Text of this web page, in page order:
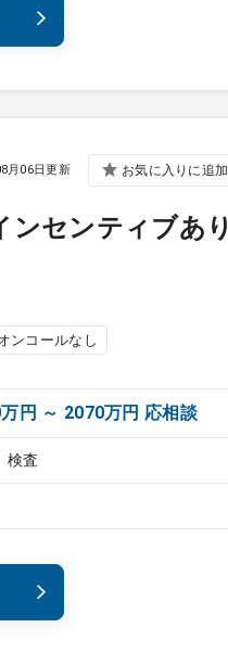
ンセンティブあり
月06日更新 お気に入りに追加
ンコールなし
円 ～ 2070万円 応相談
検査